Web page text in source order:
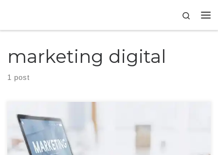
Search
marketing digital
1 post